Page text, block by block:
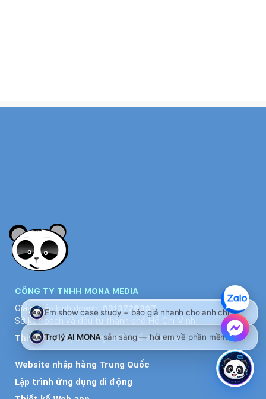
CÔNG TY TNHH MONA MEDIA
Giấy phép kinh doanh: 0313728397
Sở kế hoạch và đầu tư thành phố Hồ Chí Minh
Thiết kế web,Dịch vụ thiết kế website
Website nhập hàng Trung Quốc
Lập trình ứng dụng di động